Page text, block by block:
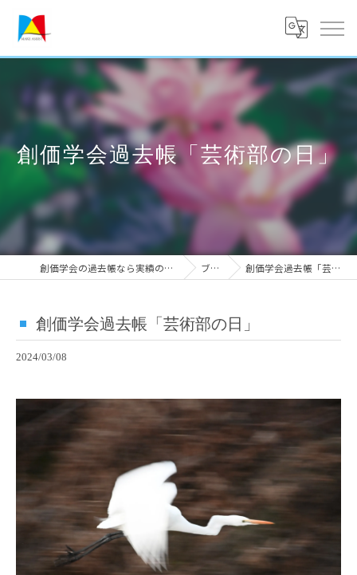
創価学会過去帳「芸術部の日」
創価学会の過去帳なら実績のメークアシスト ブログ 創価学会過去帳「芸術部の日」
創価学会過去帳「芸術部の日」
2024/03/08